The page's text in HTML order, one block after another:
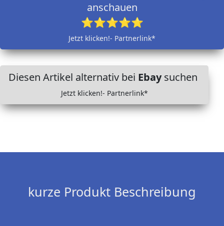
anschauen
⭐⭐⭐⭐⭐
Jetzt klicken!- Partnerlink*
Diesen Artikel alternativ bei Ebaysuchen
Jetzt klicken!- Partnerlink*
kurze Produkt Beschreibung